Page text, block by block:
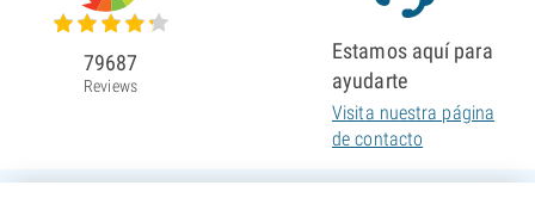
79687
Reviews
Estamos aquí para
ayudarte
Visita nuestra página
de contacto